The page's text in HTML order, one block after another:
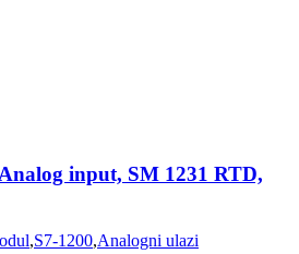
input, SM 1231 RTD,
,S7-1200,Analogni ulazi